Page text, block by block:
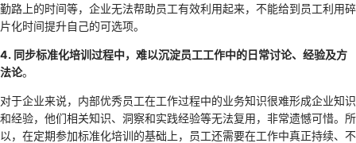
勤路上的时间等，企业无法帮助员工有效利用起来，不能给到员工利用碎
片化时间提升自己的可选项。
4. 同步标准化培训过程中，难以沉淀员工工作中的日常讨论、经验及方
法论。
对于企业来说，内部优秀员工在工作过程中的业务知识很难形成企业知识
和经验，他们相关知识、洞察和实践经验等无法复用，非常遗憾可惜。所
以，在定期参加标准化培训的基础上，员工还需要在工作中真正持续、不